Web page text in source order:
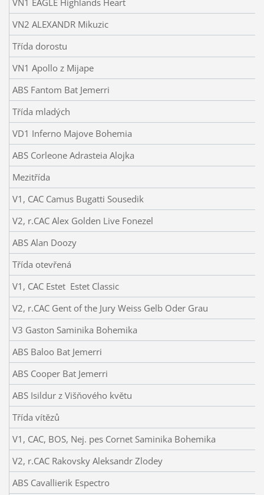
VN2 ALEXANDR Mikuzic
Třída dorostu
VN1 Apollo z Mijape
ABS Fantom Bat Jemerri
Třída mladých
VD1 Inferno Majove Bohemia
ABS Corleone Adrasteia Alojka
Mezitřída
V1, CAC Camus Bugatti Sousedik
V2, r.CAC Alex Golden Live Fonezel
ABS Alan Doozy
Třída otevřená
V1, CAC Estet Estet Classic
V2, r.CAC Gent of the Jury Weiss Gelb Oder Grau
V3 Gaston Saminika Bohemika
ABS Baloo Bat Jemerri
ABS Cooper Bat Jemerri
ABS Isildur z Višňového květu
Třída vítězů
V1, CAC, BOS, Nej. pes Cornet Saminika Bohemika
V2, r.CAC Rakovsky Aleksandr Zlodey
ABS Cavallierik Espectro